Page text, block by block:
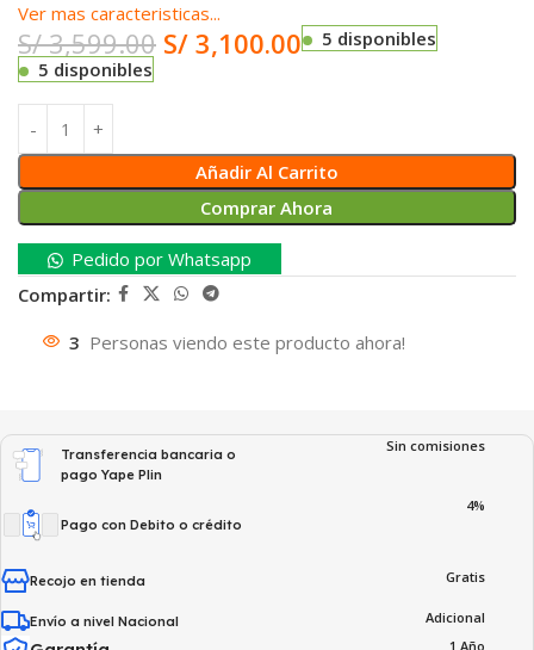
Ver mas caracteristicas...
S/3,599.00 S/ 3,100.00
5 disponibles
5 disponibles
Añadir Al Carrito
Comprar Ahora
Pedido por Whatsapp
Compartir:
3 Personas viendo este producto ahora!
Transferencia bancaria o
pago Yape Plin
Sin comisiones
Pago con Debito o crédito
4%
Recojo en tienda Gratis
Envío a nivel Nacional Adicional
1 Año